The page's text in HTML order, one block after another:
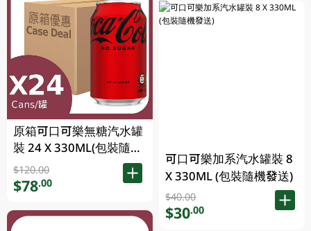
原箱可口可樂無糖汽水罐
裝 24 X 330ML(包裝隨機
發送)
$120.00
$78.00
可口可樂加系汽水罐裝 8
X 330ML (包裝隨機發送)
$40.00
$30.00